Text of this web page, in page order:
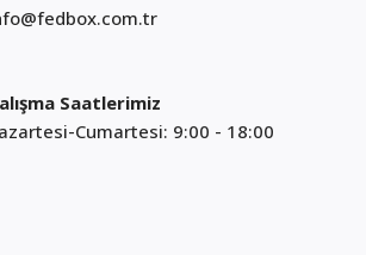
Saatlerimiz
Cumartesi: 9:00 - 18:00